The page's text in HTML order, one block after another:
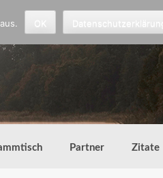
Partner Zitate